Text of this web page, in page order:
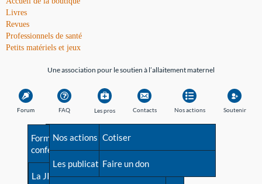
Livres
Revues
Professionnels de santé
Petits matériels et jeux
Une association pour le soutien à l’allaitement maternel
Forum FAQ
Avant la naissance
Les débuts
Les pros
Formations et
conférences
La JIA
Contacts
Besoin d'aide?
Répertoire de tous les
contacts
Nos actions
Nos actions
Les publications
Soutenir
Cotiser
Faire un don